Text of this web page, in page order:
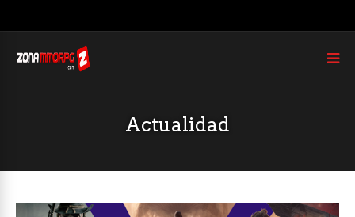
Actualidad